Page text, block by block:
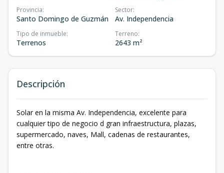
Provincia:
Santo Domingo de Guzmán
Sector:
Av. Independencia
Tipo de inmueble:
Terrenos
Terreno:
2643 m²
Descripción
Solar en la misma Av. Independencia, excelente para
cualquier tipo de negocio d gran infraestructura, plazas,
supermercado, naves, Mall, cadenas de restaurantes,
entre otras.